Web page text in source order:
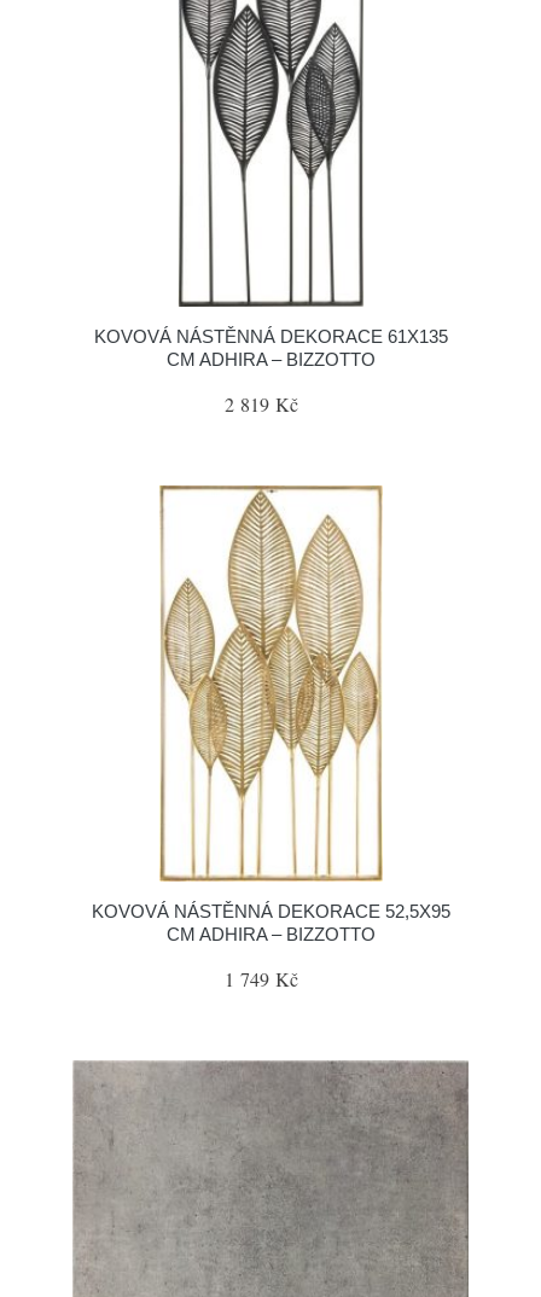
KOVOVÁ NÁSTĚNNÁ DEKORACE 61X135
CM ADHIRA – BIZZOTTO
2 819 Kč
KOVOVÁ NÁSTĚNNÁ DEKORACE 52,5X95
CM ADHIRA – BIZZOTTO
1 749 Kč